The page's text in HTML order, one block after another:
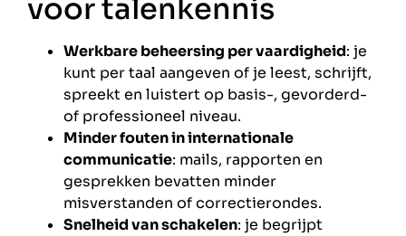
voor talenkennis
Werkbare beheersing per vaardigheid: je
kunt per taal aangeven of je leest, schrijft,
spreekt en luistert op basis-, gevorderd-
of professioneel niveau.
Minder fouten in internationale
communicatie: mails, rapporten en
gesprekken bevatten minder
misverstanden of correctierondes.
Snelheid van schakelen: je begrijpt